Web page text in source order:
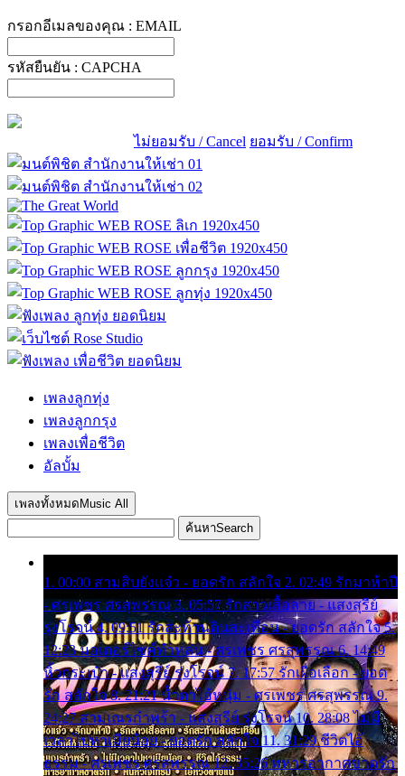
กรอกอีเมลของคุณ : EMAIL
รหัสยืนยัน : CAPCHA
ไม่ยอมรับ / Cancel ยอมรับ / Confirm
เพลงลูกทุ่ง
เพลงลูกกรุง
เพลงเพื่อชีวิต
อัลบั้ม
เพลงทั้งหมด Music All
ค้นหาSearch
1. 00:00 สามสิบยังแจ๋ว - ยอดรัก สลักใจ 2. 02:49 รักมาห้าปี
- ศรเพชร ศรสุพรรณ 3. 05:57 รักสาวเสื้อลาย - แสงสุรีย์
รุ่งโรจน์ 4. 09:51 รักสะท้านดินสะเทือน - ยอดรัก สลักใจ 5.
12:23 มอเตอร์ไซค์ทำหล่น - ศรเพชร ศรสุพรรณ 6. 14:49
หิ้วกระเป๋า - แสงสุรีย์ รุ่งโรจน์ 7. 17:57 รักเผื่อเลือก - ยอด
รัก สลักใจ 8. 21:21 น้ำตาไอ้หนุ่ม - ศรเพชร ศรสุพรรณ 9.
24:27 สามเณรกำพร้า - แสงสุรีย์ รุ่งโรจน์ 10. 28:08 ไม่มี
เวลาไปหาเมียน้อย - ยอดรัก สลักใจ 11. 31:29 ชีวิตไอ้
ธรรม - ศรเพชร ศรสุพรรณ 12. 35:26 ทหารอากาศขาดรัก